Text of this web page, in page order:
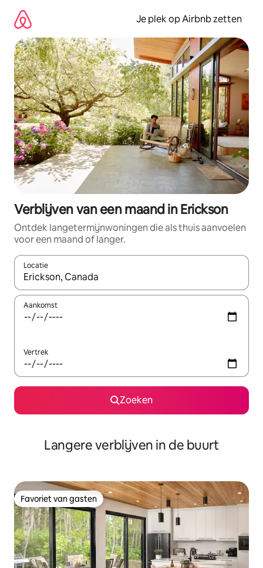
direct
naar
inhoud
Je plek op Airbnb zetten
Verblijven van een maand in Erickson
Ontdek langetermijnwoningen die als thuis aanvoelen
voor een maand of langer.
Locatie
Wanneer er resultaten beschikbaar zijn, maak je een keuze
Aankomst
Vertrek
Zoeken
Langere verblijven in de buurt
Favoriet van gasten
Favoriet van gasten